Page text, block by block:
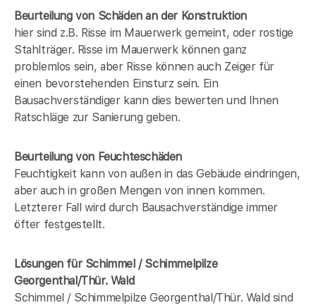
Beurteilung von Schäden an der Konstruktion
hier sind z.B. Risse im Mauerwerk gemeint, oder rostige
Stahlträger. Risse im Mauerwerk können ganz
problemlos sein, aber Risse können auch Zeiger für
einen bevorstehenden Einsturz sein. Ein
Bausachverständiger kann dies bewerten und Ihnen
Ratschläge zur Sanierung geben.
Beurteilung von Feuchteschäden
Feuchtigkeit kann von außen in das Gebäude eindringen,
aber auch in großen Mengen von innen kommen.
Letzterer Fall wird durch Bausachverständige immer
öfter festgestellt.
Lösungen für Schimmel / Schimmelpilze
Georgenthal/Thür. Wald
Schimmel / Schimmelpilze Georgenthal/Thür. Wald sind